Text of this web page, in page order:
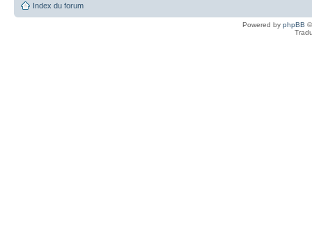
Index du forum
Powered by phpBB